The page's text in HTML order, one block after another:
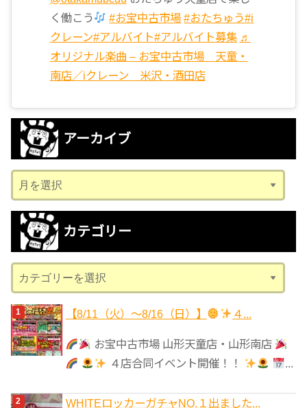
く働こう
#お宝中古市場 #おたちゅう#i
クレーン#アルバイト#アルバイト募集 ♬
オリジナル楽曲 – お宝中古市場 天童・
南店／iクレーン 米沢・酒田店
アーカイブ
ー
カ
ブ
カテゴリー
テ
ゴ
リ
ー
【8/11（火）～8/16（日）】 ４...
お宝中古市場 山形天童店・山形南店
４店合同イベント開催！！
...
WHITEロッカーガチャNO.１出ました...